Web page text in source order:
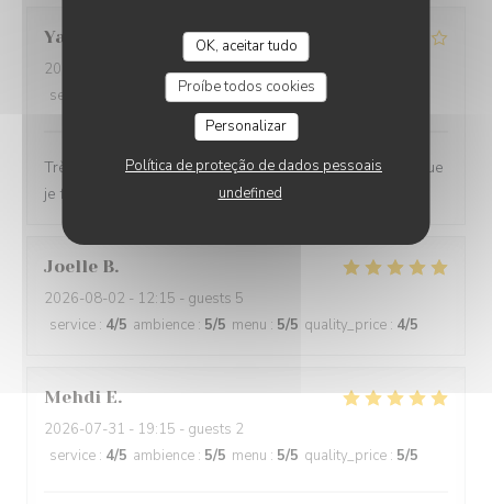
OK, aceitar tudo
Proíbe todos cookies
Personalizar
Política de proteção de dados pessoais
undefined
Yan
2026-08-01
- 19:00 - guests 2
service
ambience: 4/5 menu : 5/5 quality_price
Très bon restaurant, très bon service. La seule chose que
je ferais, c'est d'installer la climatisation.
Joelle B
2026-08-02 - 12:15 - guests 5
service : 4/5 ambience : 5/5 menu : 5/5 quality_price : 4/5
Mehdi E
2026-07-31 - 19:15 - guests 2
service : 4/5 ambience : 5/5 menu : 5/5 quality_price : 5/5